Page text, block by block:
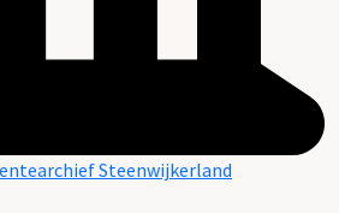
Steenwijkerland